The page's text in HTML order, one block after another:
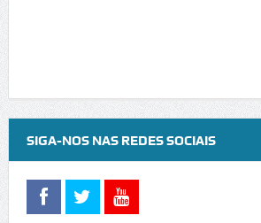
SIGA-NOS NAS REDES SOCIAIS